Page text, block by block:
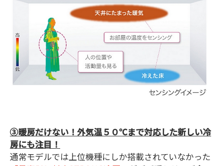
③暖房だけない！外気温５０℃まで対応した新しい冷
房にも注目！
通常モデルでは上位機種にしか搭載されていなかった